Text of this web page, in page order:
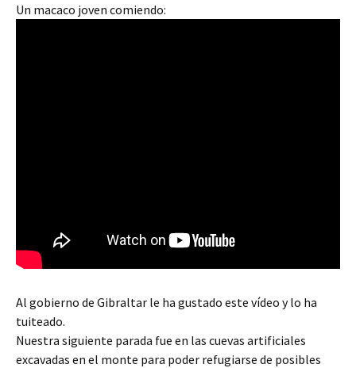
Un macaco joven comiendo:
Al gobierno de Gibraltar le ha gustado este vídeo y lo ha
tuiteado.
Nuestra siguiente parada fue en las cuevas artificiales
excavadas en el monte para poder refugiarse de posibles